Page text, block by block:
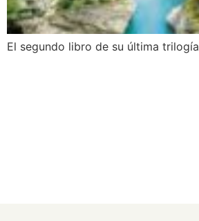
El segundo libro de su última trilogía